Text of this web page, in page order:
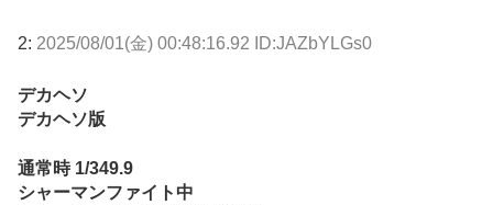
2: 2025/08/01(金) 00:48:16.92 ID:JAZbYLGs0
デカヘソ
デカヘソ版
通常時 1/349.9
シャーマンファイト中